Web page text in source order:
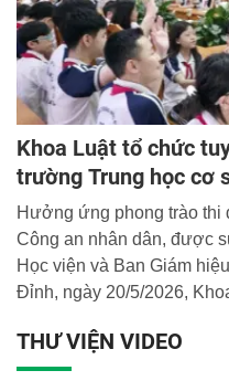
Khoa Luật tổ chức
trường Trung học cơ
Hưởng ứng phong trào thi
Công an nhân dân, được
Học viện và Ban Giám
Đỉnh, ngày 20/5/2026,
Đỉnh tại địa bàn phường
THƯ VIỆN VIDEO